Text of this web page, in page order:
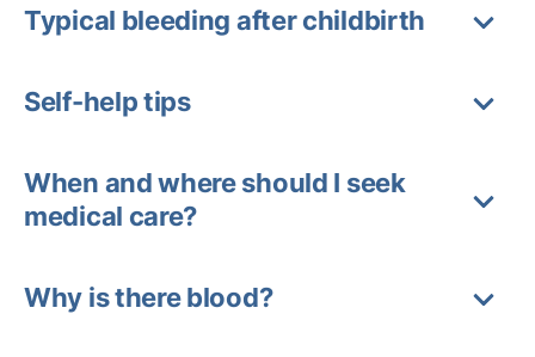
Typical bleeding after childbirth
Self-help tips
When and where should I seek
medical care?
Why is there blood?